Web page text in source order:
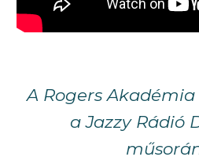
A Rogers
a Jazzy Rádió